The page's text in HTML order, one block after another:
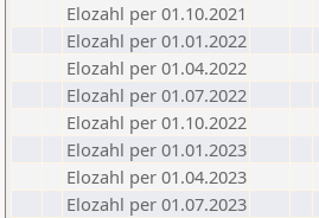
Elozahl per 01.10.2021
Elozahl per 01.01.2022
Elozahl per 01.04.2022
Elozahl per 01.07.2022
Elozahl per 01.10.2022
Elozahl per 01.01.2023
Elozahl per 01.04.2023
Elozahl per 01.07.2023